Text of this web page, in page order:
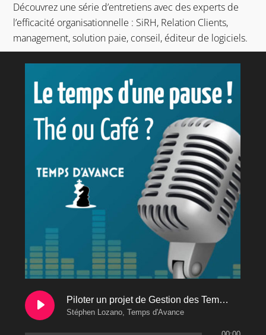
Découvrez une série d’entretiens avec des experts de
l’efficacité organisationnelle : SiRH, Relation Clients,
management, solution paie, conseil, éditeur de logiciels.
Piloter un projet de Gestion des Temps c'est avant tout concilier les besoins de chaque métier
Stéphen Lozano, Temps d'Avance